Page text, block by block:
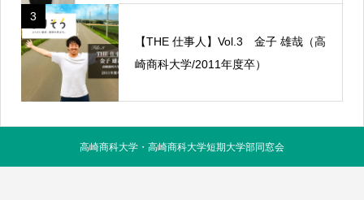
3
【THE 仕事人】Vol.3 金子 雄哉（高
崎商科大学/2011年度卒）
高崎商科大学・高崎商科大学短期大学部同窓会